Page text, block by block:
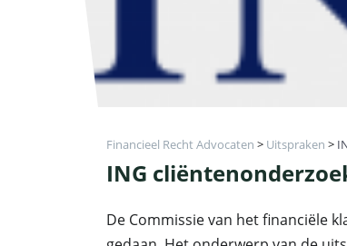
Financieel Recht Advocaten > Uitspraken >
ING
De Commissie van het financiële